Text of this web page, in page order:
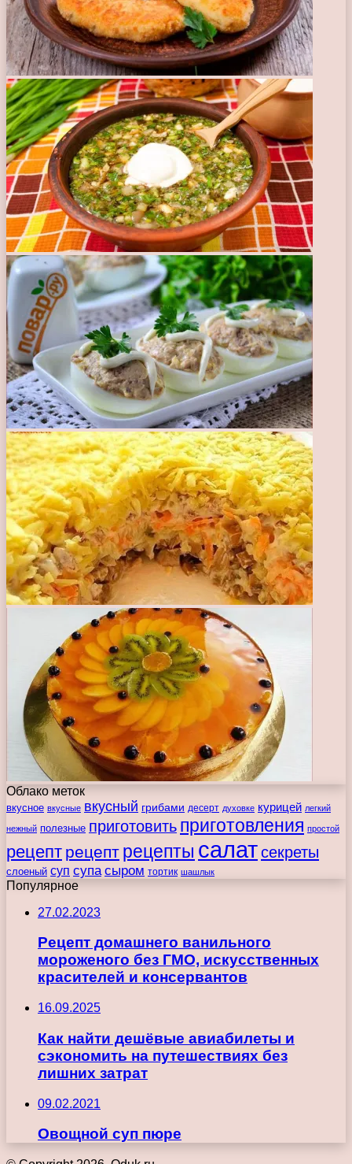
Облако меток
вкусное вкусные вкусный грибами десерт духовке курицей легкий
нежный полезные приготовить приготовления простой
рецепт рецепт рецепты салатсекреты
слоеный суп супа сыром тортик шашлык
Популярное
27.02.2023
Рецепт домашнего ванильного
мороженого без ГМО, искусственных
красителей и консервантов
16.09.2025
Как найти дешёвые авиабилеты и
сэкономить на путешествиях без
лишних затрат
09.02.2021
Овощной суп пюре